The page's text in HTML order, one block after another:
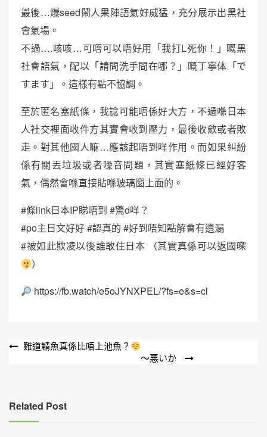
最後…爆seed鬧人果陣語氣好威猛，充分展示出黑社
會氣場。
不過….咳咳…可唔可以唔好用「我打L死你！」嘅黑
社會語氣，配以「請問洗手間在哪？」嘅丁寧体「で
すます」。這樣有點不協調。
至於匿名塞紙條，我諗可能唔係好大方，不過喺日本
人社交裡面收件方其實會收到壓力，最後收斂或者敗
走。對其他國人嘛…應該起唔到咩作用。而如果糾紛
係有關丟垃圾或者噪音問題，其實塞紙條已經好客
氣，偶然會喺直接貼喺玻璃窗上面的。
#條link日本IP睇唔到 #驚d咩？
#po主日文好好 #認真的 #好到唔知點解會有遺漏
#被如此欺凌以後誰敢住日本 （其實真係可以返國㗎
）
https://fb.watch/e5oJYNXPEL/?fs=e&s=cl
文
覽
難道鯖魚真係比唔上池魚？
～悪いか
Related Post